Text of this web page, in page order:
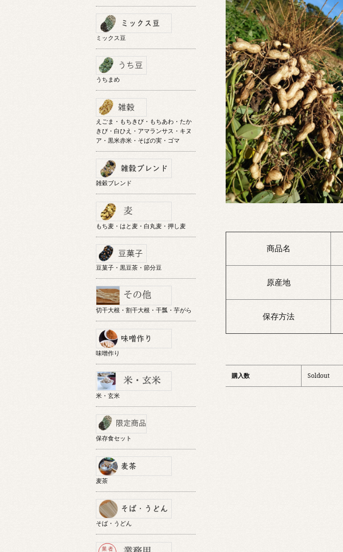
商品名
原産地
保存方法
購入数 Soldout
ミックス豆
うちまめ
えごま・もちきび・もちあわ・たか
きび・白ひえ・アマランサス・キヌ
ア・黒米赤米・そばの実・ゴマ
雑穀ブレンド
もち麦・はと麦・白丸麦・押し麦
豆菓子・黒豆茶・節分豆
切干大根・割干大根・干瓢・芋がら
味噌作り
米・玄米
保存食セット
麦茶
そば・うどん